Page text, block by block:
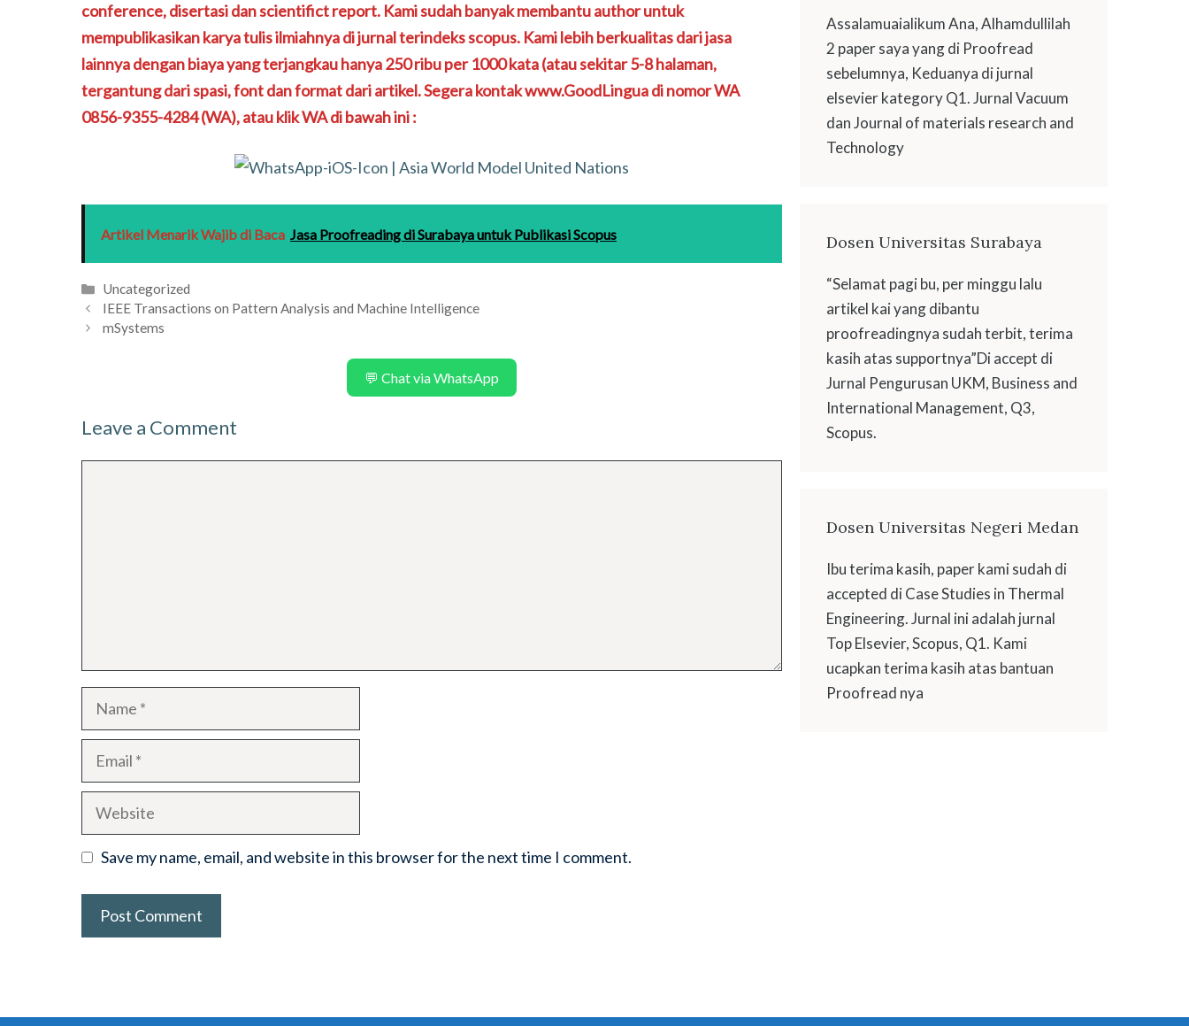
conference, disertasi dan scientifict report. Kami sudah banyak membantu author untuk
mempublikasikan karya tulis ilmiahnya di jurnal terindeks scopus. Kami lebih berkualitas dari jasa
lainnya dengan biaya yang terjangkau hanya 250 ribu per 1000 kata (atau sekitar 5-8 halaman,
tergantung dari spasi, font dan format dari artikel. Segera kontak www.GoodLingua di nomor WA
0856-9355-4284 (WA), atau klik WA di bawah ini :
Artikel Menarik Wajib di Baca Jasa Proofreading di Surabaya untuk Publikasi Scopus
Categories
Uncategorized
IEEE Transactions on Pattern Analysis and Machine Intelligence
mSystems
💬 Chat via WhatsApp
Leave a Comment
Name
Email
Website
Save my name, email, and website in this browser for the next time I comment.
Assalamuaialikum Ana, Alhamdullilah
2 paper saya yang di Proofread
sebelumnya, Keduanya di jurnal
elsevier kategory Q1. Jurnal Vacuum
dan Journal of materials research and
Technology
Dosen Universitas Surabaya
“Selamat pagi bu, per minggu lalu
artikel kai yang dibantu
proofreadingnya sudah terbit, terima
kasih atas supportnya”Di accept di
Jurnal Pengurusan UKM, Business and
International Management, Q3,
Scopus.
Dosen Universitas Negeri Medan
Ibu terima kasih, paper kami sudah di
accepted di Case Studies in Thermal
Engineering. Jurnal ini adalah jurnal
Top Elsevier, Scopus, Q1. Kami
ucapkan terima kasih atas bantuan
Proofread nya